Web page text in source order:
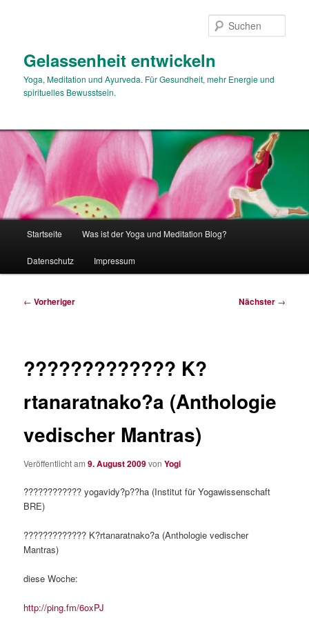
Gelassenheit entwickeln
Yoga, Meditation und Ayurveda. Für Gesundheit, mehr Energie und
spirituelles Bewusstsein.
Startseite Was ist der Yoga und Meditation Blog?
Datenschutz Impressum
Beitragsnavigation
← Vorheriger Nächster →
????????????? K?
rtanaratnako?a (Anthologie
vedischer Mantras)
Veröffentlicht am9. August 2009vonYogi
???????????? yogavidy?p??ha (Institut für Yogawissenschaft
BRE)
????????????? K?rtanaratnako?a (Anthologie vedischer
Mantras)
diese Woche:
http://ping.fm/6oxPJ